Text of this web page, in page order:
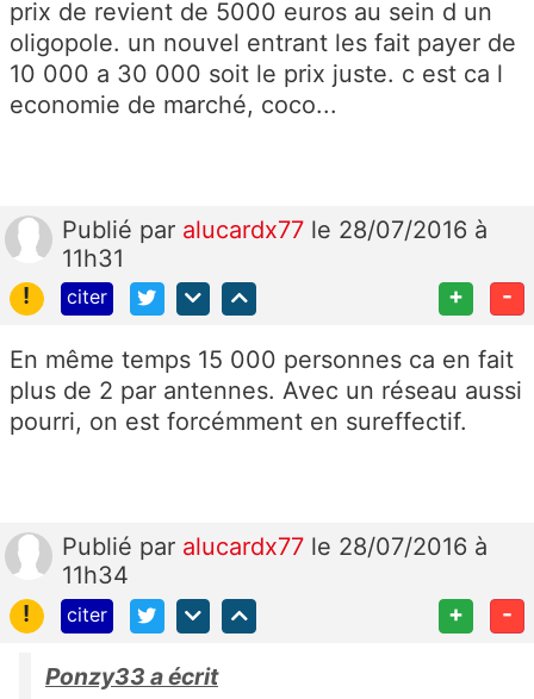
prix de revient de 5000 euros au sein d un
oligopole. un nouvel entrant les fait payer de
10 000 a 30 000 soit le prix juste. c est ca l
economie de marché, coco...
Publié par alucardx77 le 28/07/2016 à
11h31
!
citer + -
En même temps 15 000 personnes ca en fait
plus de 2 par antennes. Avec un réseau aussi
pourri, on est forcémment en sureffectif.
Publié par alucardx77 le 28/07/2016 à
11h34
!
citer + -
Ponzy33 a écrit